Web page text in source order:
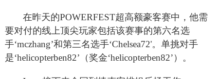
在昨天的POWERFEST超高额豪客赛中，他需
要对付的线上顶尖玩家包括该赛事的第六名选
手‘mczhang’和第三名选手‘Chelsea72'。单挑对手
是‘helicopterben82’（奖金‘helicopterben82’）。